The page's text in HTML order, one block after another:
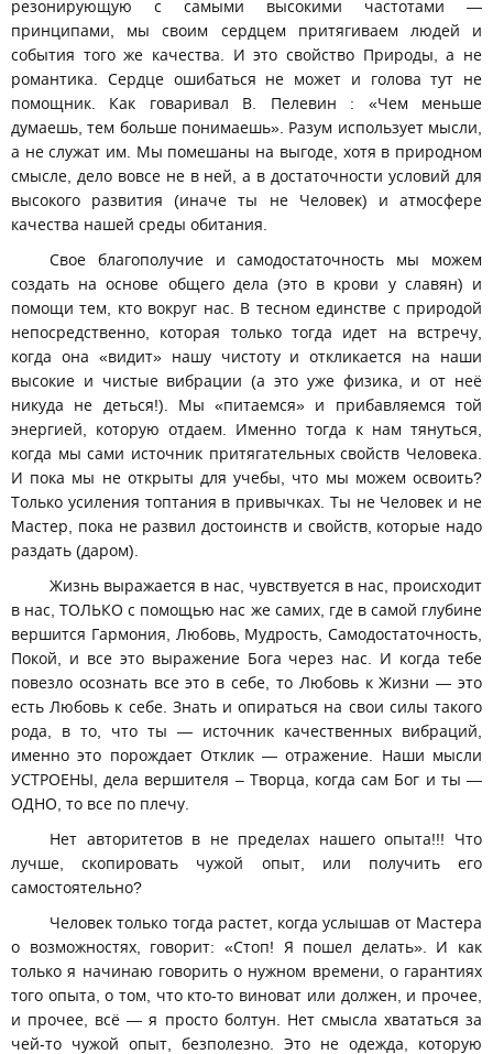
резонирующую с самыми высокими частотами —
принципами, мы своим сердцем притягиваем людей и
события того же качества. И это свойство Природы, а не
романтика. Сердце ошибаться не может и голова тут не
помощник. Как говаривал В. Пелевин : «Чем меньше
думаешь, тем больше понимаешь». Разум использует мысли,
а не служат им. Мы помешаны на выгоде, хотя в природном
смысле, дело вовсе не в ней, а в достаточности условий для
высокого развития (иначе ты не Человек) и атмосфере
качества нашей среды обитания.
Свое благополучие и самодостаточность мы можем
создать на основе общего дела (это в крови у славян) и
помощи тем, кто вокруг нас. В тесном единстве с природой
непосредственно, которая только тогда идет на встречу,
когда она «видит» нашу чистоту и откликается на наши
высокие и чистые вибрации (а это уже физика, и от неё
никуда не деться!). Мы «питаемся» и прибавляемся той
энергией, которую отдаем. Именно тогда к нам тянуться,
когда мы сами источник притягательных свойств Человека.
И пока мы не открыты для учебы, что мы можем освоить?
Только усиления топтания в привычках. Ты не Человек и не
Мастер, пока не развил достоинств и свойств, которые надо
раздать (даром).
Жизнь выражается в нас, чувствуется в нас, происходит
в нас, ТОЛЬКО с помощью нас же самих, где в самой глубине
вершится Гармония, Любовь, Мудрость, Самодостаточность,
Покой, и все это выражение Бога через нас. И когда тебе
повезло осознать все это в себе, то Любовь к Жизни — это
есть Любовь к себе. Знать и опираться на свои силы такого
рода, в то, что ты — источник качественных вибраций,
именно это порождает Отклик — отражение. Наши мысли
УСТРОЕНЫ, дела вершителя – Творца, когда сам Бог и ты —
ОДНО, то все по плечу.
Нет авторитетов в не пределах нашего опыта!!! Что
лучше, скопировать чужой опыт, или получить его
самостоятельно?
Человек только тогда растет, когда услышав от Мастера
о возможностях, говорит: «Стоп! Я пошел делать». И как
только я начинаю говорить о нужном времени, о гарантиях
того опыта, о том, что кто-то виноват или должен, и прочее,
и прочее, всё — я просто болтун. Нет смысла хвататься за
чей-то чужой опыт, безполезно. Это не одежда, которую